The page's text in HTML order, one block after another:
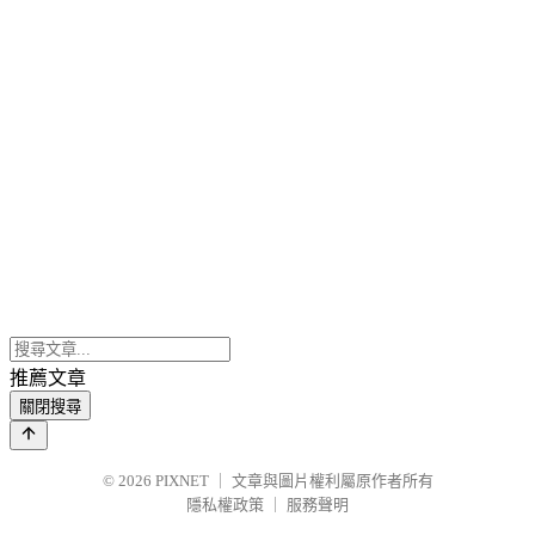
推薦文章
關閉搜尋
© 2026 PIXNET
文章與圖片權利屬原作者所有
隱私權政策
服務聲明